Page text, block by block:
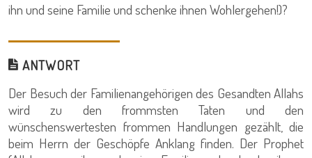
ihn und seine Familie und schenke ihnen Wohlergehen!)?
ANTWORT
Der Besuch der Familienangehörigen des Gesandten Allahs
wird zu den frommsten Taten und den
wünschenswertesten frommen Handlungen gezählt, die
beim Herrn der Geschöpfe Anklang finden. Der Prophet